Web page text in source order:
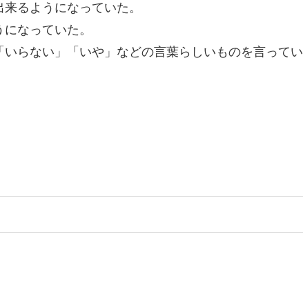
るようになっていた。
なっていた。
らない」「いや」などの言葉らしいものを言ってい